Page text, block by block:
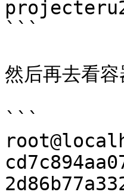
```
然后再去看
```